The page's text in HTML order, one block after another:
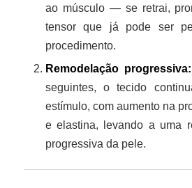
ao músculo — se retrai,
tensor que já pode ser
procedimento.
Remodelação progressiva:
seguintes, o tecido
estímulo, com aumento na
e elastina, levando a uma
progressiva da pele.